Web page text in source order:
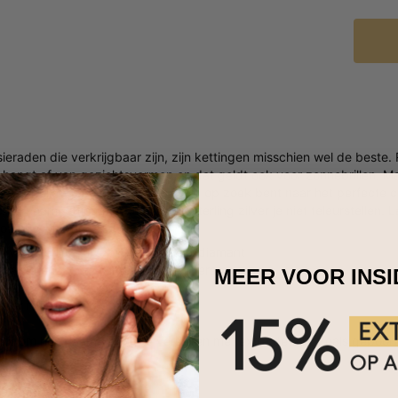
die verkrijgbaar zijn, zijn kettingen misschien wel de
af van gezichtsvormen en dat geldt ook voor zonnebrillen.
voor elke gelegenheid. Dus als je op zoek bent naar het perfecte
naamketting met diamant in sterling zilver je niet teleurstellen.
jouw ontvanger dierbaar is.
van sterling zilver en 0,05kt lab-diamant
met maximaal 10 karakters
in 3 verstelbare lengtes
is een hoofdletter
om hunnaamkettingte versieren met extra details, zoals
MEER VOOR